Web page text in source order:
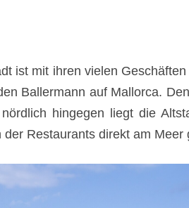
ist mit ihren vielen
Ballermann auf Mallorca.
hingegen liegt die
Restaurants direkt am Meer